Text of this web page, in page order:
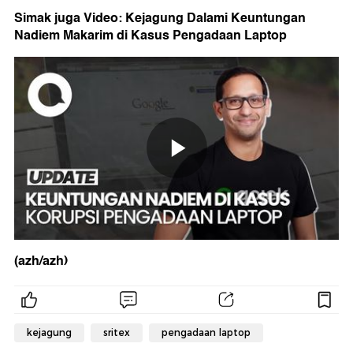
Simak juga Video: Kejagung Dalami Keuntungan
Nadiem Makarim di Kasus Pengadaan Laptop
(azh/azh)
kejagung sritex pengadaan laptop